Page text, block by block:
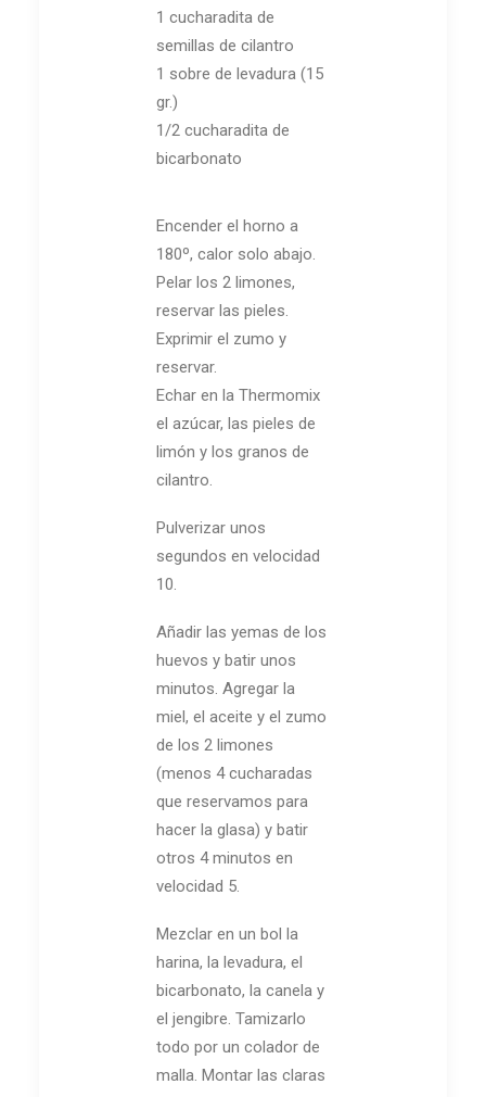
1 cucharadita de
semillas de cilantro
1 sobre de levadura (15
gr.)
1/2 cucharadita de
bicarbonato
Encender el horno a
180º, calor solo abajo.
Pelar los 2 limones,
reservar las pieles.
Exprimir el zumo y
reservar.
Echar en la Thermomix
el azúcar, las pieles de
limón y los granos de
cilantro.
Pulverizar unos
segundos en velocidad
10.
Añadir las yemas de los
huevos y batir unos
minutos. Agregar la
miel, el aceite y el zumo
de los 2 limones
(menos 4 cucharadas
que reservamos para
hacer la glasa) y batir
otros 4 minutos en
velocidad 5.
Mezclar en un bol la
harina, la levadura, el
bicarbonato, la canela y
el jengibre. Tamizarlo
todo por un colador de
malla. Montar las claras